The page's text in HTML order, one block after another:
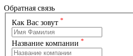
Обратная связь
Как Вас зовут *
Название компании *